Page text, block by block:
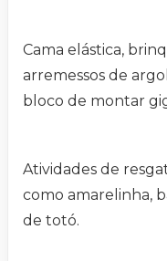
Cama elástica,
arremessos de
bloco de montar
Atividades de
como amarelinha,
de totó.